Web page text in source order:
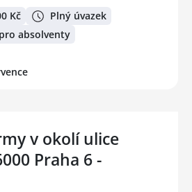
Kč
Plný úvazek
absolventy
v okolí ulice
Praha 6 -